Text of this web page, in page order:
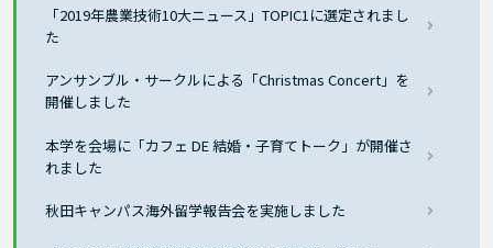
「2019年農業技術10大ニュース」TOPIC1に選定されまし
た
アンサンブル・サークルによる「Christmas Concert」を
開催しました
本学を会場に「カフェ DE 結婚・子育てトーク」が開催さ
れました
秋田キャンパス海外留学報告会を実施しました